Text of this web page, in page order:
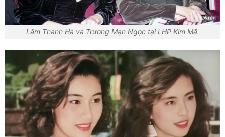
Lâm Thanh Hà và Trương Mạn Ngọc tại LHP Kim Mã.